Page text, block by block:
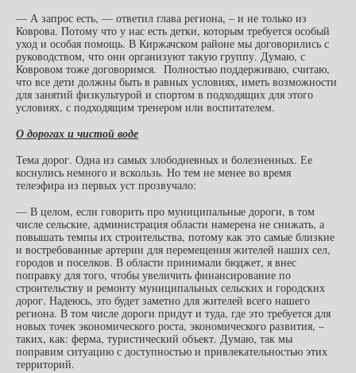
— А запрос есть, — ответил глава региона, – и не только из
Коврова. Потому что у нас есть детки, которым требуется особый
уход и особая помощь. В Киржачском районе мы договорились с
руководством, что они организуют такую группу. Думаю, с
Ковровом тоже договоримся. Полностью поддерживаю, считаю,
что все дети должны быть в равных условиях, иметь возможности
для занятий физкультурой и спортом в подходящих для этого
условиях, с подходящим тренером или воспитателем.
О дорогах и чистой воде
Тема дорог. Одна из самых злободневных и болезненных. Ее
коснулись немного и вскользь. Но тем не менее во время
телеэфира из первых уст прозвучало:
— В целом, если говорить про муниципальные дороги, в том
числе сельские, администрация области намерена не снижать, а
повышать темпы их строительства, потому как это самые близкие
и востребованные артерии для перемещения жителей наших сел,
городов и поселков. В области принимали бюджет, я внес
поправку для того, чтобы увеличить финансирование по
строительству и ремонту муниципальных сельских и городских
дорог. Надеюсь, это будет заметно для жителей всего нашего
региона. В том числе дороги придут и туда, где это требуется для
новых точек экономического роста, экономического развития, –
таких, как: ферма, туристический объект. Думаю, так мы
поправим ситуацию с доступностью и привлекательностью этих
территорий.